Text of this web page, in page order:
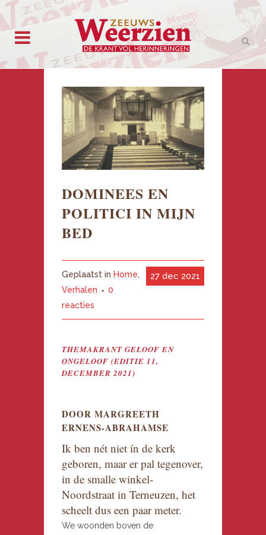
DOMINEES EN
POLITICI IN MIJN
BED
27 dec 2021
Geplaatst in Home,
Verhalen
0
reacties
THEMAKRANT GELOOF EN
ONGELOOF (EDITIE 11,
DECEMBER 2021)
DOOR MARGREETH
ERNENS-ABRAHAMSE
Ik ben nét niet ín de kerk
geboren, maar er pal tegenover,
in de smalle winkel-
Noordstraat in Terneuzen, het
scheelt dus een paar meter.
We woonden boven de